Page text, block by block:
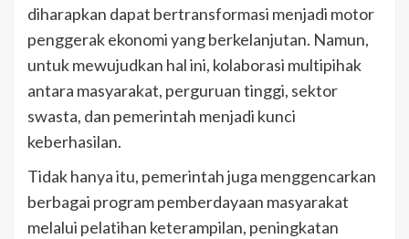
diharapkan dapat bertransformasi menjadi motor
penggerak ekonomi yang berkelanjutan. Namun,
untuk mewujudkan hal ini, kolaborasi multipihak
antara masyarakat, perguruan tinggi, sektor
swasta, dan pemerintah menjadi kunci
keberhasilan.
Tidak hanya itu, pemerintah juga menggencarkan
berbagai program pemberdayaan masyarakat
melalui pelatihan keterampilan, peningkatan